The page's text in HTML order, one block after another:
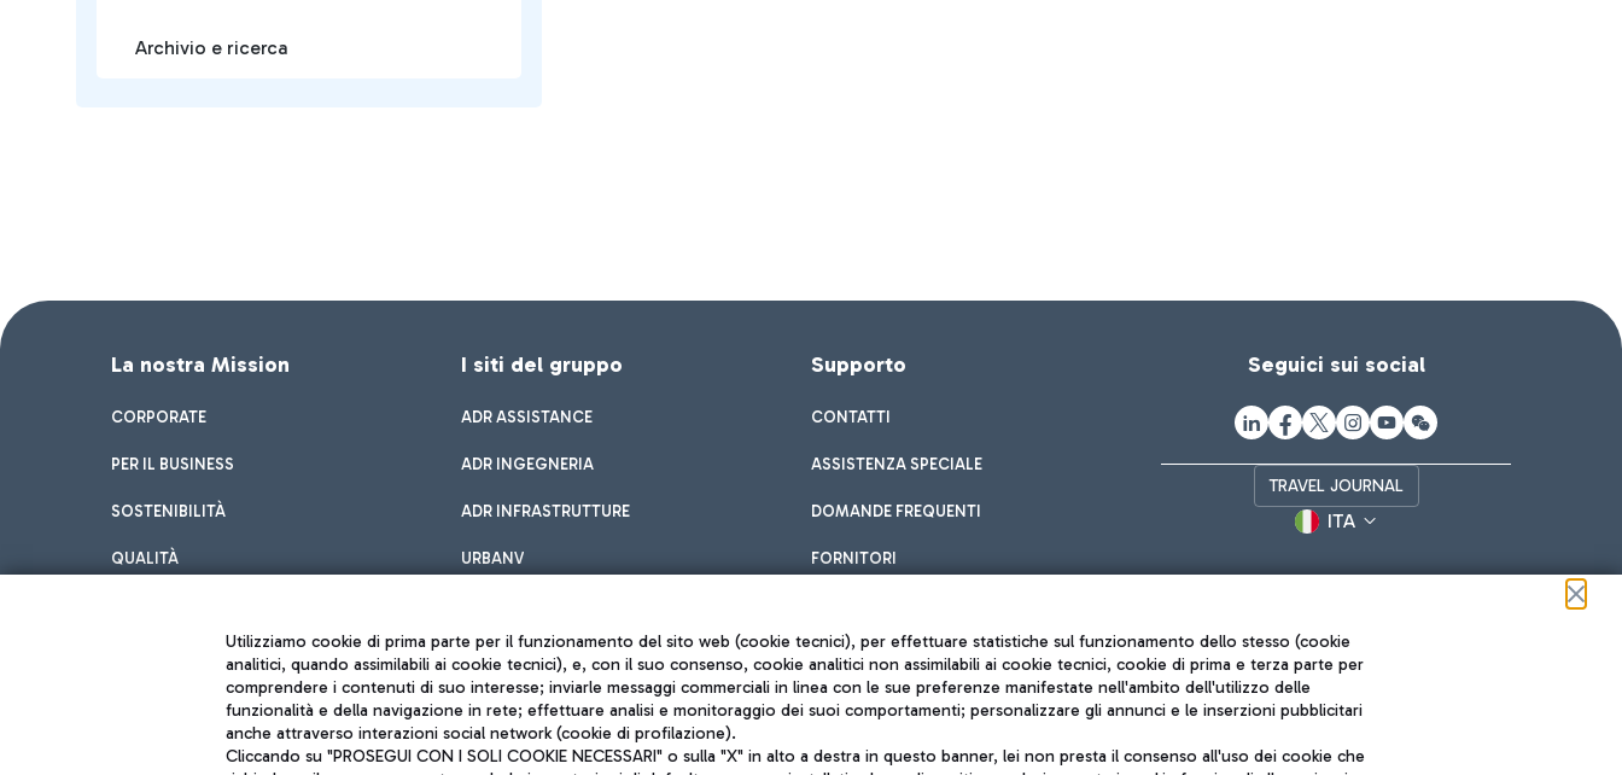
Archivio e ricerca
La nostra Mission
CORPORATE
PER IL BUSINESS
SOSTENIBILITÀ
QUALITÀ
I siti del gruppo
ADR ASSISTANCE
ADR INGEGNERIA
ADR INFRASTRUTTURE
URBANV
Supporto
CONTATTI
ASSISTENZA SPECIALE
DOMANDE FREQUENTI
FORNITORI
Seguici sui social
TRAVEL JOURNAL
ITA
Note legali
Roma FCO
Utilizziamo cookie di prima parte per il funzionamento del sito web (cookie tecnici), per effettuare statistiche sul funzionamento dello stesso (cookie
analitici, quando assimilabili ai cookie tecnici), e, con il suo consenso, cookie analitici non assimilabili ai cookie tecnici, cookie di prima e terza parte per
comprendere i contenuti di suo interesse; inviarle messaggi commerciali in linea con le sue preferenze manifestate nell'ambito dell'utilizzo delle
funzionalità e della navigazione in rete; effettuare analisi e monitoraggio dei suoi comportamenti; personalizzare gli annunci e le inserzioni pubblicitari
anche attraverso interazioni social network (cookie di profilazione).
Cliccando su "PROSEGUI CON I SOLI COOKIE NECESSARI" o sulla "X" in alto a destra in questo banner, lei non presta il consenso all'uso dei cookie che